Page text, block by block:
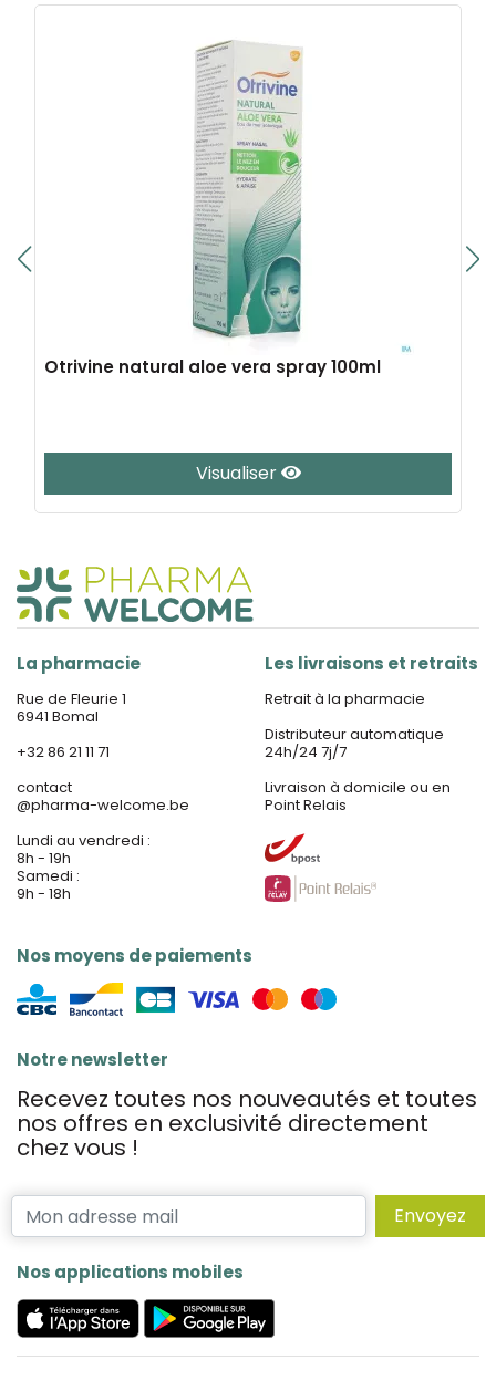
Otrivine natural aloe vera spray 100ml
Visualiser
La pharmacie
Rue de Fleurie 1
6941 Bomal
+32 86 21 11 71
contact
@pharma-welcome.be
Lundi au vendredi :
8h - 19h
Samedi :
9h - 18h
Nos moyens de paiements
Les livraisons et retraits
Retrait à la pharmacie
Distributeur automatique
24h/24 7j/7
Livraison à domicile ou en
Point Relais
Notre newsletter
Recevez toutes nos nouveautés et toutes
nos offres en exclusivité directement
chez vous !
Envoyez
Nos applications mobiles